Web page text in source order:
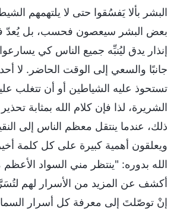
البشر بألا يَفسُقوا حتى لا يلتهمهم
بعض البشر سيعصون فحسب، بل
إنذار يدق ليُنبِّه جميع الناس كي
جانبًا والسعي إلى الوقت الحاضر. لا
تستحوذ عليه الشياطين أو أن تتغلب
الشريرة، لذا فإن كلام الله بمثابة
ذلك، عندما ينتقل معظم الناس إلى
ويعلقون أهمية كبيرة على كل كلمة
الله بدوره: "ينتظر مني السواد
أكشف عن المزيد من الأسرار لهم لتُسَرَّ
إنْ توصّلتَ إلى معرفة كل أسرار